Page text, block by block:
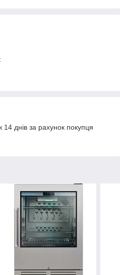
днів за рахунок покупця